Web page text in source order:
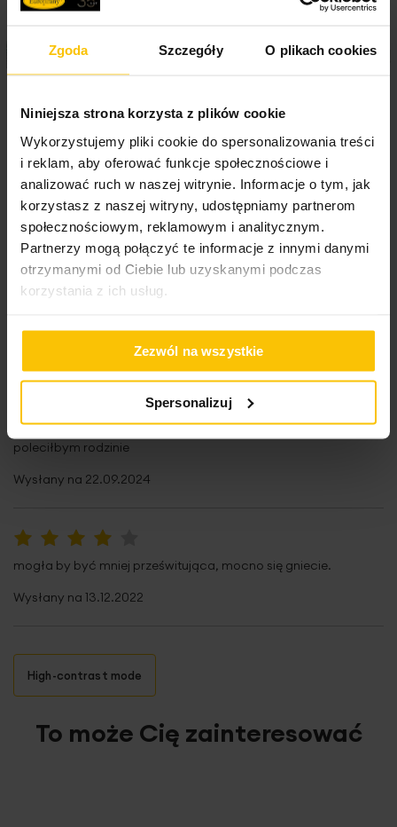
Zgoda Szczegóły O plikach cookies
Niniejsza strona korzysta z plików cookie
Wykorzystujemy pliki cookie do spersonalizowania treści
i reklam, aby oferować funkcje społecznościowe i
analizować ruch w naszej witrynie. Informacje o tym, jak
korzystasz z naszej witryny, udostępniamy partnerom
społecznościowym, reklamowym i analitycznym.
Partnerzy mogą połączyć te informacje z innymi danymi
otrzymanymi od Ciebie lub uzyskanymi podczas
korzystania z ich usług.
Zezwól na wszystkie
Spersonalizuj
Waga netto 1722 g
Pobierz instrukcję użytkowania i bezpieczeństwa produktu
Komplet zawiera:
poszewkę na poduszkę: 70 x 80 cm - 2 szt.
skład: 100% bawełna – wysokiej jakości satyna
bawełniana
gramatura: 125 g/m2
prać w temperaturze: 40
nie czyścić chemicznie
Nie suszyć w suszarce bębnowej
do listy życzeń
50x70 cm z satyny
26,90 zł
Dodaj do koszyka Dodaj do listy życzeń
gumki 220x210 cm z
biały 125 g/m2 NOVA
111,70 zł
Dodaj do koszyka
Opinie o produkcie
80%
poleciłbym rodzinie
Wysłany na 22.09.2024
mogła by być mniej prześwitująca, mocno się gniecie.
Wysłany na 13.12.2022
High-contrast mode
To może Cię zainteresować